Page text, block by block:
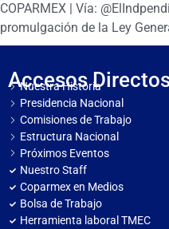
COPARMEX | Vía:
promulgación de la Ley
Accesos
Nuestra Historia
Presidencia Nacional
Comisiones de Trabajo
Estructura Nacional
Próximos Eventos
Nuestro Staff
Coparmex en Medios
Bolsa de Trabajo
Herramienta laboral TMEC